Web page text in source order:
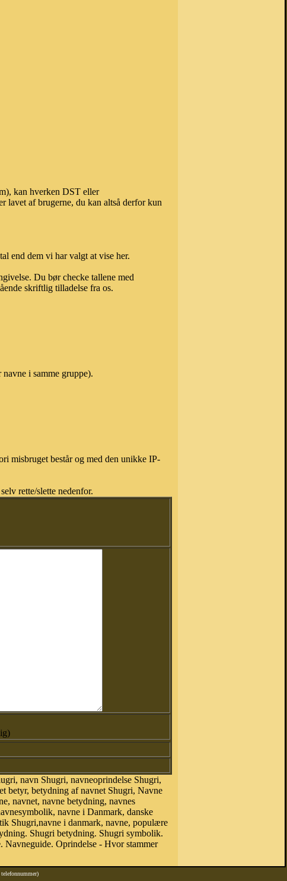
kan hverken DST eller
lavet af brugerne, du kan altså derfor kun
end dem vi har valgt at vise her.
Du bør checke tallene med
skriftlig tilladelse fra os.
i samme gruppe).
misbruget består og med den unikke IP-
rette/slette nedenfor.
navn Shugri, navneoprindelse Shugri,
betyr, betydning af navnet Shugri, Navne
navnet, navne betydning, navnes
navne i Danmark, danske
Shugri,navne i danmark, navne, populære
Shugri betydning. Shugri symbolik.
Oprindelse - Hvor stammer